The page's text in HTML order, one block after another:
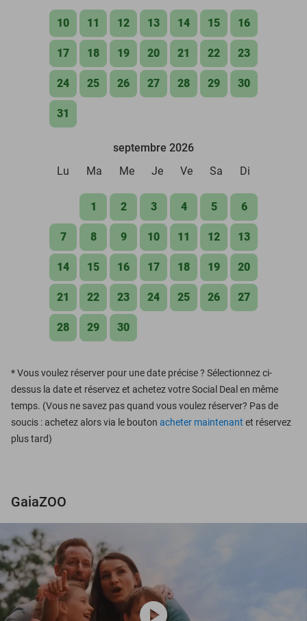
10 11 12 13 14 15 16
17 18 19 20 21 22 23
24 25 26 27 28 29 30
31
septembre 2026
Lu
Ma Me Je Ve Sa Di
1 2 3 4 5 6
7 8 9 10 11 12 13
14 15 16 17 18 19 20
21 22 23 24 25 26 27
28 29 30
*Vous voulez réserver pour une date précise ? Sélectionnez ci-
dessus la date et réservez et achetez votre Social Deal en même
temps. (Vous ne savez pas quand vous voulez réserver? Pas de
soucis : achetez alors via le bouton acheter maintenant et réservez
plus tard)
GaiaZOO